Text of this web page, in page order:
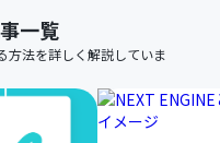
一覧
方法を詳しく解説していま